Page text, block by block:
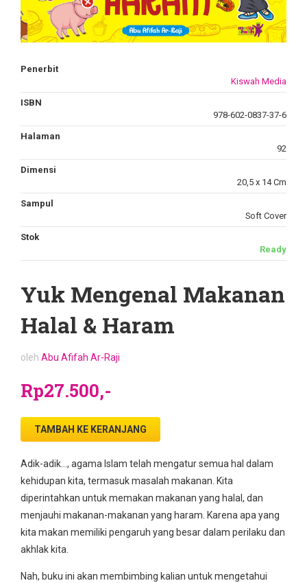
Penerbit
Kiswah Media
ISBN
978-602-0837-37-6
Halaman
92
Dimensi
20,5 x 14 Cm
Sampul
Soft Cover
Stok
Ready
Yuk Mengenal Makanan
Halal & Haram
oleh Abu Afifah Ar-Raji
Rp27.500,-
TAMBAH KE KERANJANG
Adik-adik…, agama Islam telah mengatur semua hal dalam
kehidupan kita, termasuk masalah makanan. Kita
diperintahkan untuk memakan makanan yang halal, dan
menjauhi makanan-makanan yang haram. Karena apa yang
kita makan memiliki pengaruh yang besar dalam perilaku dan
akhlak kita.
Nah, buku ini akan membimbing kalian untuk mengetahui